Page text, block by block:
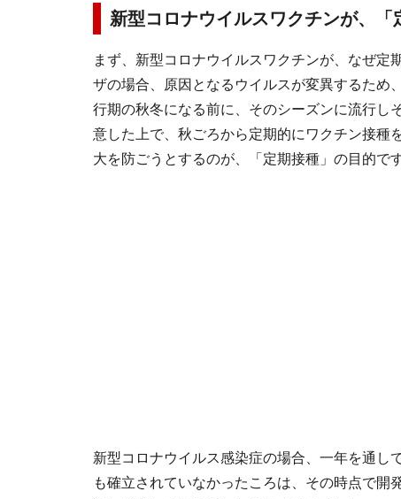
新型コロナウイルスワクチンが、「
まず、新型コロナウイルスワクチンが、なぜ定
ザの場合、原因となるウイルスが変異するため
行期の秋冬になる前に、そのシーズンに流行し
意した上で、秋ごろから定期的にワクチン接種
大を防ごうとするのが、「定期接種」の目的です
新型コロナウイルス感染症の場合、一年を通し
も確立されていなかったころは、その時点で開